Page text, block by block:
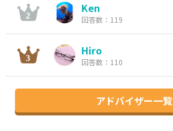
Ken
回答数：119
Hiro
回答数：110
アドバイザー一覧